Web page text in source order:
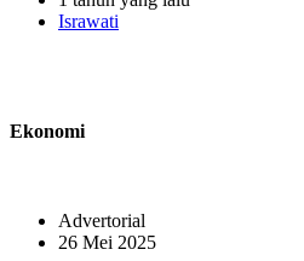
Israwati
Ekonomi
Advertorial
26 Mei 2025